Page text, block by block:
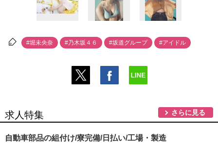
#堀未央奈 #乃木坂４６ #坂道グループ #アイドル
求人特集 さらに見る
自動車部品の組付け/寮完備/日払い/工場・製造